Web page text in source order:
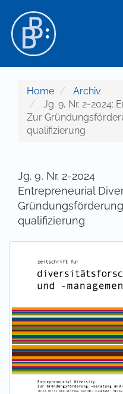
Hauptinhalt
Sidebar
Home
Archiv
Jg. 9, Nr. 2-2024:
Zur
qualifizierung
Jg. 9, Nr. 2-2024
Entrepreneurial
qualifizierung